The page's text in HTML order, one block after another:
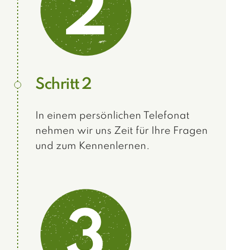
Schritt 2
In einem persönlichen Telefonat
nehmen wir uns Zeit für Ihre Fragen
und zum Kennenlernen.